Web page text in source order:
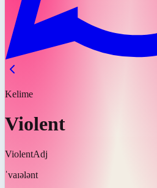
Kelime
Violent
ViolentAdj
ˈvaɪələnt